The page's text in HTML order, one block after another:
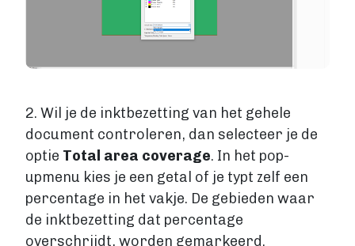
2. Wil je de inktbezetting van het gehele
document controleren, dan selecteer je de
optie Total area coverage. In het pop-
upmenu kies je een getal of je typt zelf een
percentage in het vakje. De gebieden waar
de inktbezetting dat percentage
overschrijdt, worden gemarkeerd.